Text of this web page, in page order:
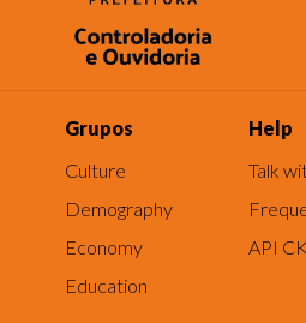
Grupos
Culture
Demography
Economy
Education
Help
Talk
API